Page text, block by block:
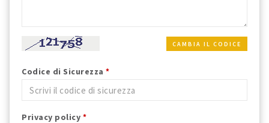
CAMBIA IL CODICE
Codice di Sicurezza *
Privacy policy *